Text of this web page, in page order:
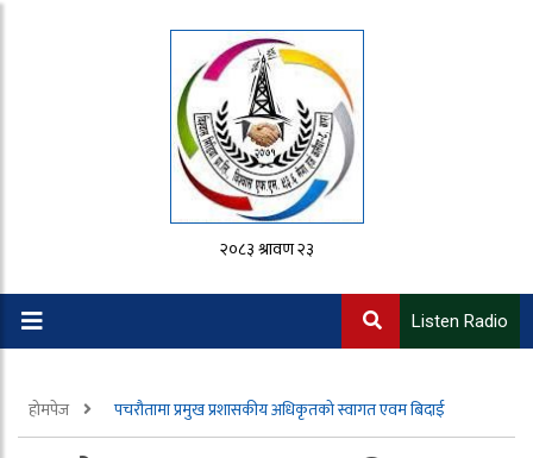
२०८३ श्रावण २३
Listen Radio
होमपेज पचरौतामा प्रमुख प्रशासकीय अधिकृतको स्वागत एवम बिदाई